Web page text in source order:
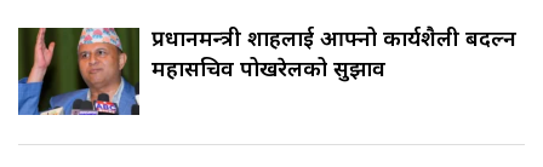
प्रधानमन्त्री शाहलाई आफ्नो कार्यशैली बदल्न
महासचिव पोखरेलको सुझाव